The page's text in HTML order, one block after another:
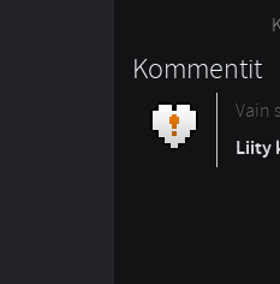
Kommentit
Vain
Liity